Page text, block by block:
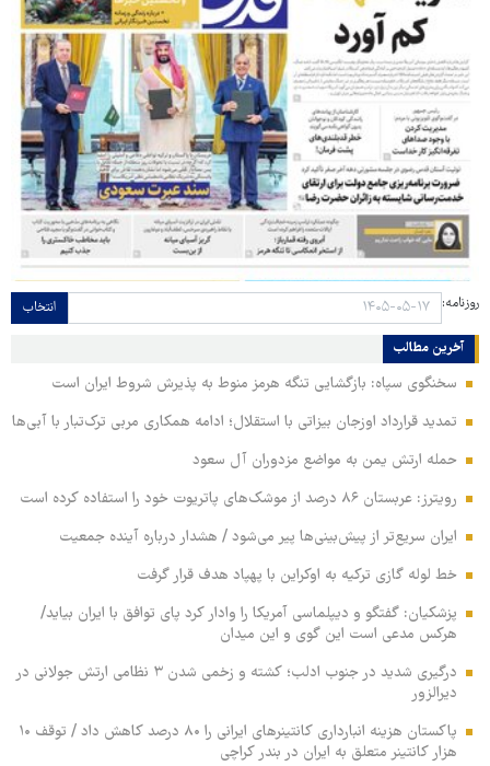
روزنامه: انتخاب
آخرین مطالب
سخنگوی سپاه: بازگشایی تنگه هرمز منوط به پذیرش شروط ایران است
تمدید قرارداد اوزجان بیزاتی با استقلال؛ ادامه همکاری مربی ترک‌تبار با آبی‌ها
حمله ارتش یمن به مواضع مزدوران آل سعود
رویترز: عربستان ۸۶ درصد از موشک‌های پاتریوت خود را استفاده کرده است
ایران سریع‌تر از پیش‌بینی‌ها پیر می‌شود / هشدار درباره آینده جمعیت
خط لوله گازی ترکیه به اوکراین با پهپاد هدف قرار گرفت
پزشکیان: گفتگو و دیپلماسی آمریکا را وادار کرد پای توافق با ایران بیاید/
هرکس مدعی است این گوی و این میدان
درگیری شدید در جنوب ادلب؛ کشته و زخمی شدن ۳ نظامی ارتش جولانی در
دیرالزور
پاکستان هزینه انبارداری کانتینرهای ایرانی را ۸۰ درصد کاهش داد / توقف ۱۰
هزار کانتینر متعلق به ایران در بندر کراچی